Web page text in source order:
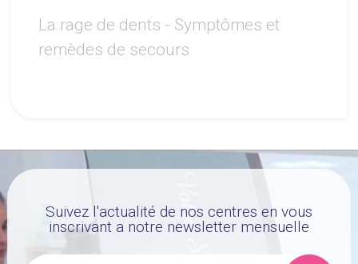
La rage de dents - Symptômes et
remèdes de secours
Suivez l'actualité de nos centres en vous
inscrivant a notre newsletter mensuelle